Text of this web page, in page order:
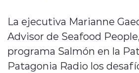
Quienes Somos
La ejecutiva Marianne
Advisor de Seafood
programa Salmón en la
Patagonia Radio los